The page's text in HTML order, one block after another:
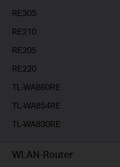
RE305
RE210
RE205
RE220
TL-WA860RE
TL-WA854RE
TL-WA830RE
WLAN-Router